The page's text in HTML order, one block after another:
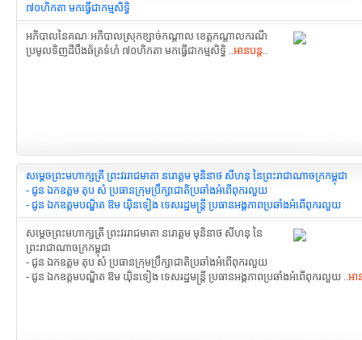
៧០ហិកតា មកធ្វើជាកម្មសិទ្ធិ
អភិបាលនៃគណៈអភិបាលស្រុកខ្សាច់កណ្តាល ខេត្តកណ្តាលករណី
ប្រមូល​ទិញដីបឹងឆ័ត្រទំហំ ៧០ហិកតា មកធ្វើជាកម្មសិទ្ធិ ..អានបន្ត..
សម្ដេចព្រះមហាក្សត្រី ព្រះវររាជមាតា នរោត្តម មុនិនាថ សីហនុ នៃព្រះរាជាណាចក្រកម្ពុជា
- ជូន ឯកឧត្តម តុប សំ ប្រធានក្រុមប្រឹក្សាជាតិ​ប្រឆាំងអំពើពុករលួយ
- ជូន ឯកឧត្តមបណ្ឌិត ឱម យ៉ិនទៀង ទេសរដ្ឋមន្រ្តី ប្រធានអង្គភាព​ប្រឆាំងអំពើពុករលួយ
សម្ដេចព្រះមហាក្សត្រី ព្រះវររាជមាតា នរោត្តម មុនិនាថ សីហនុ នៃ
ព្រះរាជាណាចក្រកម្ពុជា
- ជូន ឯកឧត្តម តុប សំ ប្រធានក្រុមប្រឹក្សាជាតិ​ប្រឆាំងអំពើពុករលួយ
- ជូន ឯកឧត្តមបណ្ឌិត ឱម យ៉ិនទៀង ទេសរដ្ឋមន្រ្តី ប្រធានអង្គភាព​ប្រឆាំងអំពើពុករលួយ ..អា